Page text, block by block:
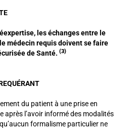
les échanges entre le
médecin requis doivent se faire
de Santé. (3)
du patient à une prise en
après l’avoir informé des modalités
formalisme particulier ne